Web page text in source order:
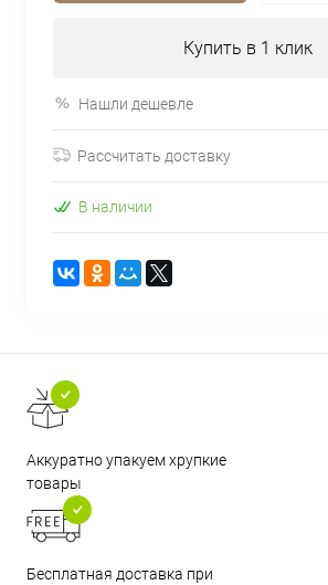
Купить в 1 клик
Нашли дешевле
Рассчитать доставку
В наличии
Аккуратно упакуем хрупкие
товары
Бесплатная доставка при